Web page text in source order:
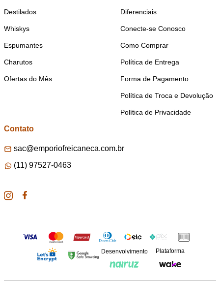
Destilados
Whiskys
Espumantes
Charutos
Ofertas do Mês
Diferenciais
Conecte-se Conosco
Como Comprar
Política de Entrega
Forma de Pagamento
Política de Troca e Devolução
Política de Privacidade
Contato
sac@emporiofreicaneca.com.br
(11) 97527-0463
Desenvolvimento Plataforma